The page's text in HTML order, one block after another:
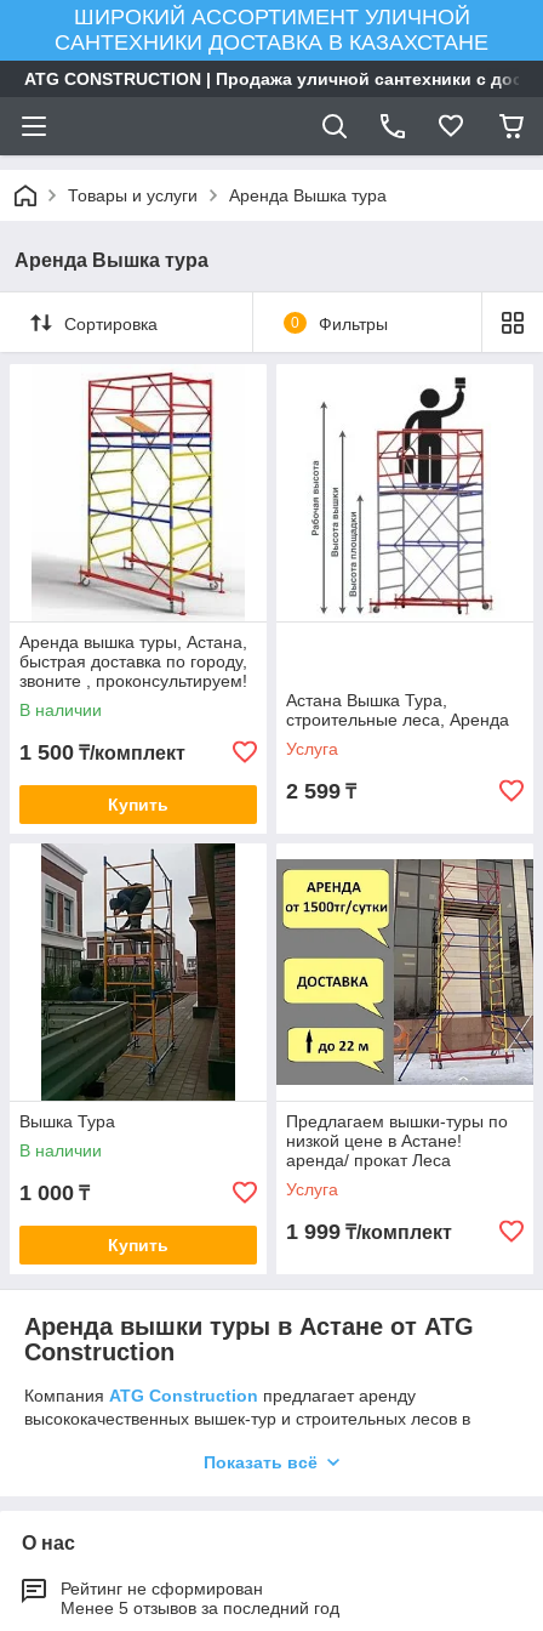
ШИРОКИЙ АССОРТИМЕНТ УЛИЧНОЙ
САНТЕХНИКИ ДОСТАВКА В КАЗАХСТАНЕ
ATG CONSTRUCTION | Продажа уличной сантехники с
Товары и услуги Аренда Вышка тура
Аренда Вышка тура
Сортировка 0 Фильтры
Аренда вышка туры, Астана,
быстрая доставка по городу,
звоните , проконсультируем!
В наличии
1 500 ₸/комплект
Купить
Астана Вышка Тура,
строительные леса, Аренда
Услуга
2 599 ₸
Вышка Тура
В наличии
1 000 ₸
Купить
Предлагаем вышки-туры по
низкой цене в Астане!
аренда/ прокат Леса
строительные, Леса на
колесах, Доставка
Услуга
1 999 ₸/комплект
Аренда вышки туры в Астане от ATG
Construction
Компания ATG Construction предлагает аренду
высококачественных вышек-тур и строительных лесов в
оборудование для работы на высоте, будь то строительные
Наши вышки-туры подходят для различных типов работ,
Выбирая аренду вышки-туры от ATG Construction, вы
получаете несколько преимуществ. Во-первых, это экономия
Показать всё
О нас
Рейтинг не сформирован
Менее 5 отзывов за последний год